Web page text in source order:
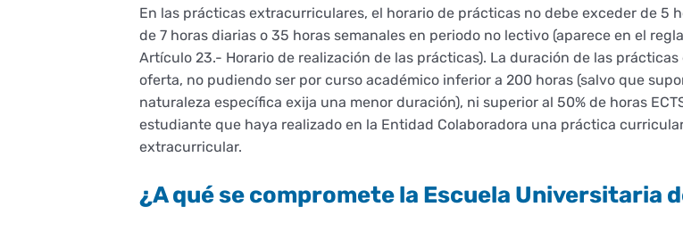
En las prácticas extracurriculares, el horario de prácticas no debe exceder de 5
de 7 horas diarias o 35 horas semanales en periodo no lectivo (aparece en el
Artículo 23.- Horario de realización de las prácticas). La duración de las
oferta, no pudiendo ser por curso académico inferior a 200 horas (salvo que
naturaleza específica exija una menor duración), ni superior al 50% de horas
estudiante que haya realizado en la Entidad Colaboradora una práctica
extracurricular.
¿A qué se compromete la Escuela Universitaria